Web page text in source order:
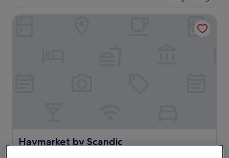
Haymarket by Scandic
Haymarket by Scandic